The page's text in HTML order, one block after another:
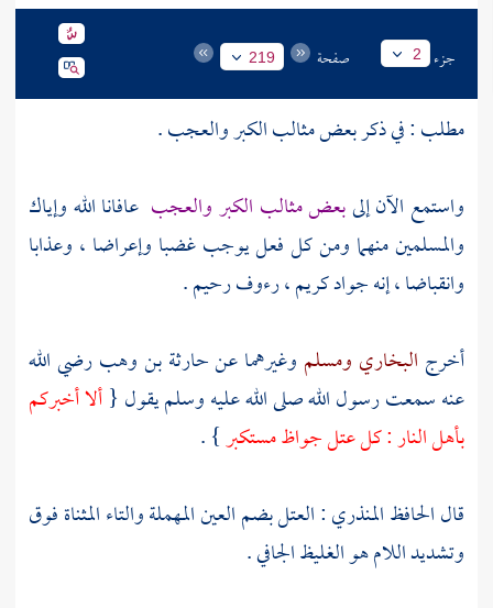
جزء 2 صفحة 219
مطلب : في ذكر بعض مثالب الكبر والعجب .
واستمع الآن إلىبعض مثالب الكبر والعجب عافانا الله وإياك
والمسلمين منهما ومن كل فعل يوجب غضبا وإعراضا ، وعذابا
وانقباضا ، إنه جواد كريم ، رءوف رحيم .
أخرج البخاري ومسلم وغيرهما عنحارثة بن وهبرضي الله
عنه سمعت رسول الله صلى الله عليه وسلم يقول {ألا أخبركم
بأهل النار : كل عتل جواظ مستكبر} .
قالالحافظ المنذري: العتل بضم العين المهملة والتاء المثناة فوق
وتشديد اللام هو الغليظ الجافي .